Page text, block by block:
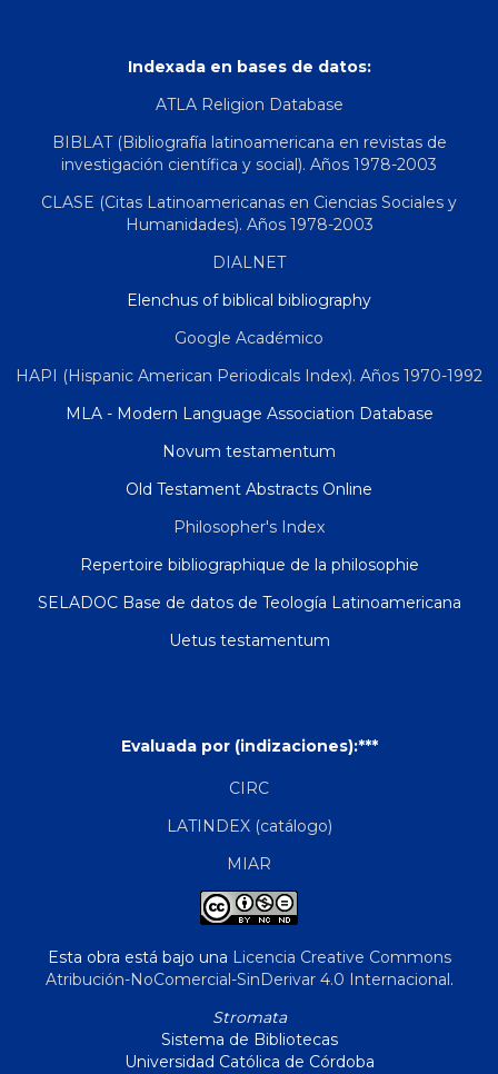
Indexada en bases de datos:
ATLA Religion Database
BIBLAT (Bibliografía latinoamericana en revistas de
investigación científica y social). Años 1978-2003
CLASE (Citas Latinoamericanas en Ciencias Sociales y
Humanidades). Años 1978-2003
DIALNET
Elenchus of biblical bibliography
Google Académico
HAPI (Hispanic American Periodicals Index). Años 1970-1992
MLA - Modern Language Association Database
Novum testamentum
Old Testament Abstracts Online
Philosopher's Index
Repertoire bibliographique de la philosophie
SELADOC Base de datos de Teología Latinoamericana
Uetus testamentum
Evaluada por (indizaciones):***
CIRC
LATINDEX (catálogo)
MIAR
Esta obra está bajo una Licencia Creative Commons
Atribución-NoComercial-SinDerivar 4.0 Internacional.
Stromata
Sistema de Bibliotecas
Universidad Católica de Córdoba